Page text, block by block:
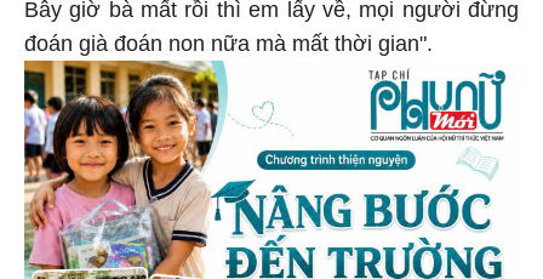
Bây giờ bà mất rồi thì em lấy về, mọi người đừng
đoán già đoán non nữa mà mất thời gian".